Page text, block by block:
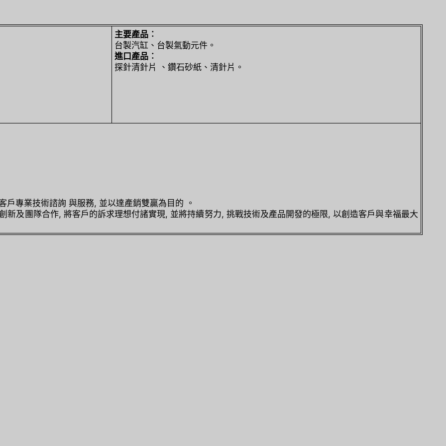
主要產品︰
台製汽缸、台製氣動元件。
進口產品︰
探針清針片 、鑽石砂紙、清針片。
專業技術諮詢 與服務, 並以達產銷雙贏為目的 。
新及團隊合作, 將客戶的訴求理想付諸實現, 並將持續努力, 挑戰技術及產品開發的極限, 以創造客戶與幸福最大